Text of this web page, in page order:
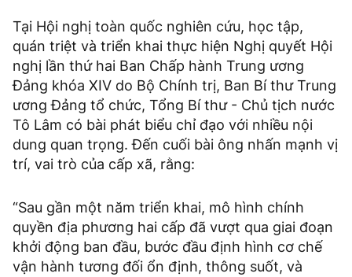
Tại Hội nghị toàn quốc nghiên cứu, học tập,
quán triệt và triển khai thực hiện Nghị quyết Hội
nghị lần thứ hai Ban Chấp hành Trung ương
Đảng khóa XIV do Bộ Chính trị, Ban Bí thư Trung
ương Đảng tổ chức, Tổng Bí thư - Chủ tịch nước
Tô Lâm có bài phát biểu chỉ đạo với nhiều nội
dung quan trọng. Đến cuối bài ông nhấn mạnh vị
trí, vai trò của cấp xã, rằng:
“Sau gần một năm triển khai, mô hình chính
quyền địa phương hai cấp đã vượt qua giai đoạn
khởi động ban đầu, bước đầu định hình cơ chế
vận hành tương đối ổn định, thông suốt, và